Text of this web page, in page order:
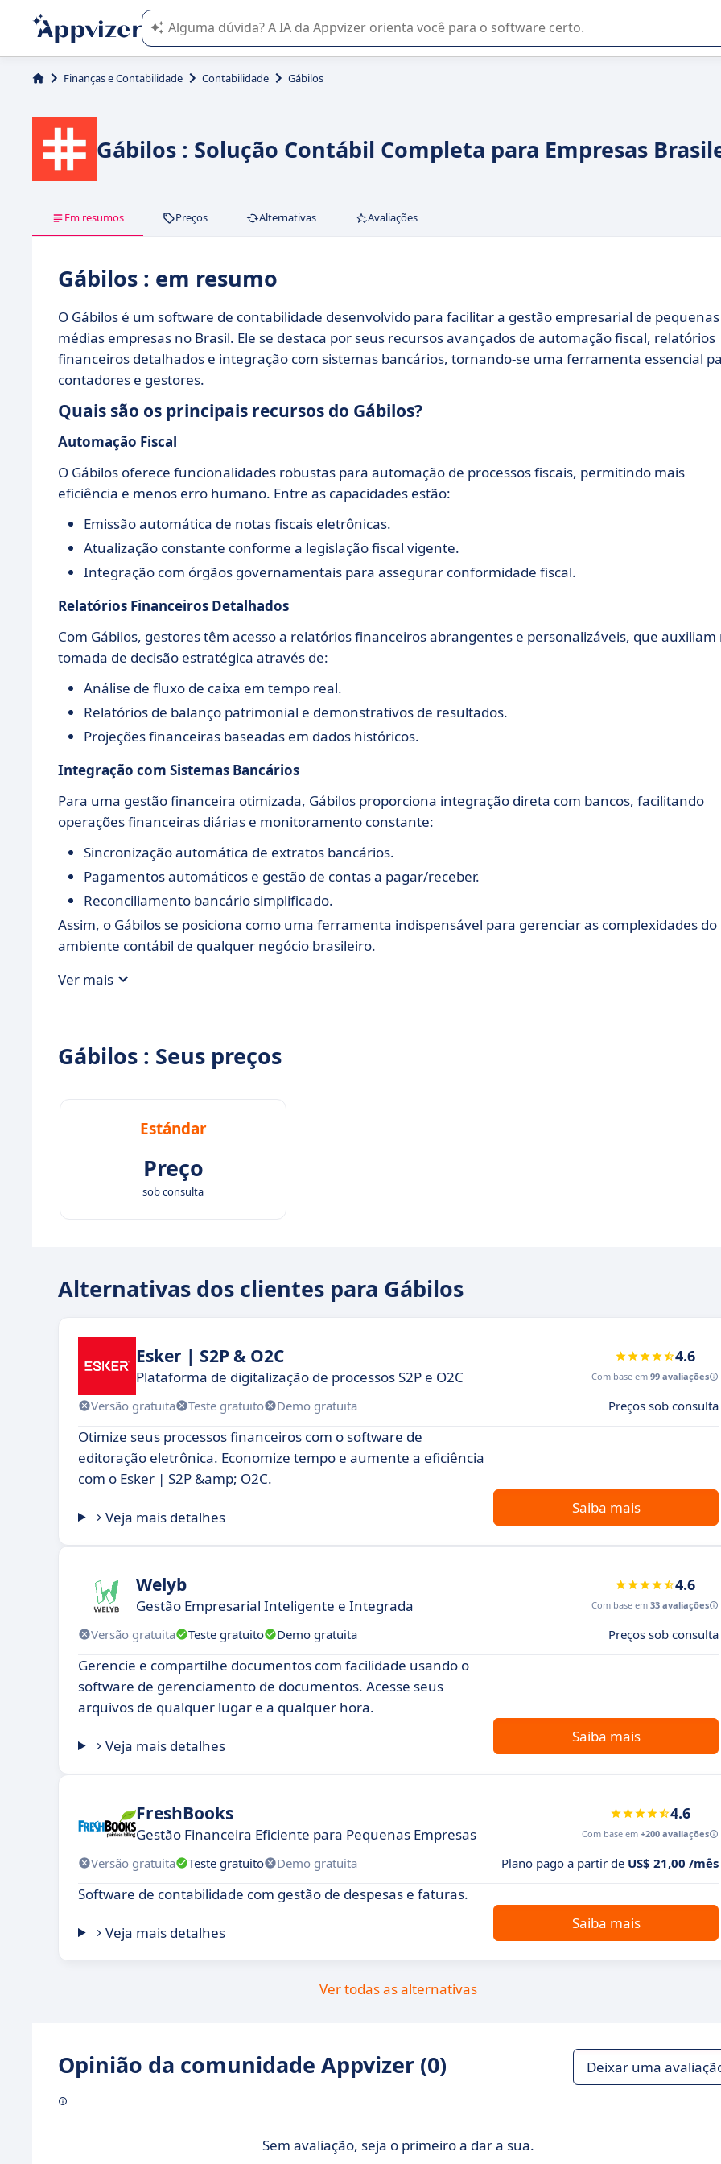
A IA do Appvizer o orienta no uso ou na seleção de software SaaS para sua empresa.
Finanças e Contabilidade Contabilidade Gábilos
Gábilos : Solução Contábil Completa para Empresas
Em resumos Preços Alternativas Avaliações
Gábilos : em resumo
O Gábilos é um software de contabilidade desenvolvido para facilitar a gestão empresarial de
médias empresas no Brasil. Ele se destaca por seus recursos avançados de automação fiscal, relatórios
financeiros detalhados e integração com sistemas bancários, tornando-se uma ferramenta essencial
contadores e gestores.
Quais são os principais recursos do Gábilos?
Automação Fiscal
O Gábilos oferece funcionalidades robustas para automação de processos fiscais, permitindo mais
eficiência e menos erro humano. Entre as capacidades estão:
Emissão automática de notas fiscais eletrônicas.
Atualização constante conforme a legislação fiscal vigente.
Integração com órgãos governamentais para assegurar conformidade fiscal.
Relatórios Financeiros Detalhados
Com Gábilos, gestores têm acesso a relatórios financeiros abrangentes e personalizáveis, que auxiliam
tomada de decisão estratégica através de:
Análise de fluxo de caixa em tempo real.
Relatórios de balanço patrimonial e demonstrativos de resultados.
Projeções financeiras baseadas em dados históricos.
Integração com Sistemas Bancários
Para uma gestão financeira otimizada, Gábilos proporciona integração direta com bancos, facilitando
operações financeiras diárias e monitoramento constante:
Sincronização automática de extratos bancários.
Pagamentos automáticos e gestão de contas a pagar/receber.
Reconciliamento bancário simplificado.
Assim, o Gábilos se posiciona como uma ferramenta indispensável para gerenciar as complexidades do
ambiente contábil de qualquer negócio brasileiro.
Ver mais
Gábilos : Seus preços
Estándar
Preço
sob consulta
Alternativas dos clientes para Gábilos
Esker | S2P & O2C
Plataforma de digitalização de processos S2P e O2C
4.6
Com base em 99 avaliações
Versão gratuita Teste gratuito Demo gratuita Preços sob consulta
Otimize seus processos financeiros com o software de
editoração eletrônica. Economize tempo e aumente a eficiência
com o Esker | S2P &amp; O2C.
Veja mais detalhes
Saiba mais
Welyb
Gestão Empresarial Inteligente e Integrada
4.6
Com base em 33 avaliações
Versão gratuita Teste gratuito Demo gratuita Preços sob consulta
Gerencie e compartilhe documentos com facilidade usando o
software de gerenciamento de documentos. Acesse seus
arquivos de qualquer lugar e a qualquer hora.
Veja mais detalhes
Saiba mais
FreshBooks
Gestão Financeira Eficiente para Pequenas Empresas
4.6
Com base em +200 avaliações
Versão gratuita Teste gratuito Demo gratuita Plano pago a partir de US$ 21,00 /mês
Software de contabilidade com gestão de despesas e faturas.
Veja mais detalhes
Saiba mais
Ver todas as alternativas
Opinião da comunidade Appvizer (0) Deixar uma
Sem avaliação, seja o primeiro a dar a sua.